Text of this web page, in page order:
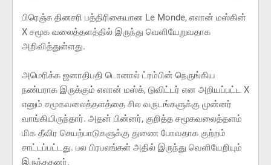
பிரெஞ்சு தினசரி பத்திரிகையான Le Monde, எலான் மஸ்கின்
X சமூக வலைத்தளத்தில் இருந்து வெளியேறுவதாக
அறிவித்துள்ளது.
அமெரிக்க ஜனாதிபதி டொனால் ட்ரம்பின் நெருங்கிய
நண்பராக இருக்கும் எலான் மஸ்க், டுவிட்டர் என அறியப்பட்ட X
எனும் சமூகவலைத்தளத்தை சில வருடங்களுக்கு முன்னர்
வாங்கியிருந்தார். அதன் பின்னர், குறித்த சமூகவலைத்தளம்
மிக தீவிர செயற்பாடுகளுக்கு துணை போவதாக குற்றம்
சாட்டப்பட்டது. பல பிரபலங்கள் அதில் இருந்து வெளியேறியும்
இருந்ததனர்.